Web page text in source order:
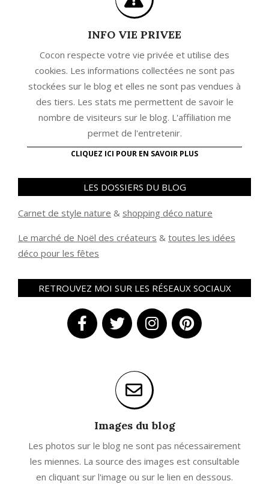
INFO VIE PRIVEE
Cocon respecte votre vie privée et utilise des
cookies. Les informations collectées ne sont pas
stockées sur le blog et elles ne sont pas vendues à
des tiers. Les stats me permettent de savoir le
nombre de visiteurs sur le blog. L'affiliation me
permet de l'entretenir.
CLIQUEZ ICI POUR EN SAVOIR PLUS
LES DOSSIERS DU BLOG
Carnet de style nature & shopping déco nature
Le marché de Noël des créateurs & toutes les idées
déco pour les fêtes
RETROUVEZ MOI SUR LES RÉSEAUX SOCIAUX
Images du blog
Les photos sur le blog ne sont pas nécessairement
les miennes. La source des images est consultable
en cliquant sur l'image ou sur le lien en dessous.